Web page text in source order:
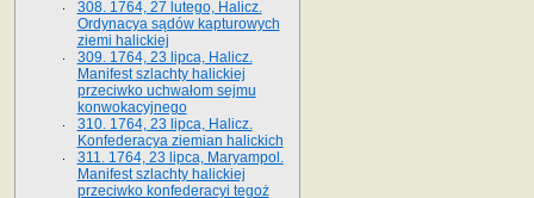
308. 1764, 27 lutego, Halicz.
Ordynacya sądów kapturowych
ziemi halickiej
309. 1764, 23 lipca, Halicz.
Manifest szlachty halickiej
przeciwko uchwałom sejmu
konwokacyjnego
310. 1764, 23 lipca, Halicz.
Konfederacya ziemian halickich
311. 1764, 23 lipca, Maryampol.
Manifest szlachty halickiej
przeciwko konfederacyi tegoż